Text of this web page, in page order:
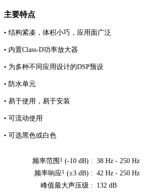
主要特点
• 结构紧凑，体积小巧，应用面广泛
• 内置Class-D功率放大器
• 为多种不同应用设计的DSP预设
• 防水单元
• 易于使用，易于安装
• 可流动使用
• 可选黑色或白色
频率范围 1 (-10 dB) : 38 Hz - 250 Hz
频率响应1 (±3 dB) : 42 Hz - 250 Hz
峰值最大声压级 : 132 dB